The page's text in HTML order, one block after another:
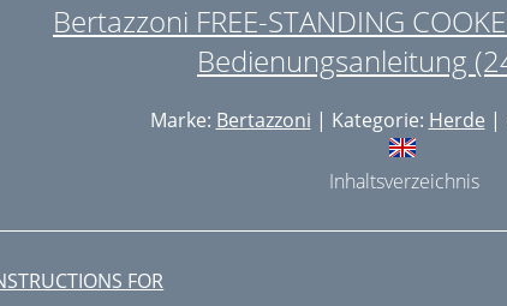
Bertazzoni FREE-STANDING
Bedienungsanleitung
Marke: Bertazzoni | Kategorie: Herde |
Inhaltsverzeichnis
FOR